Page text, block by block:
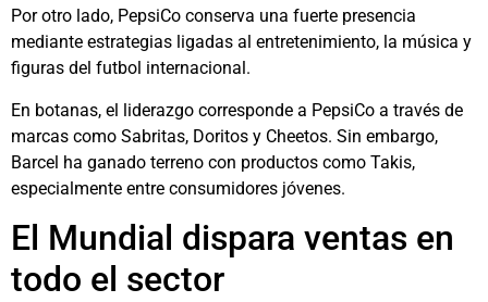
Por otro lado, PepsiCo conserva una fuerte presencia
mediante estrategias ligadas al entretenimiento, la música y
figuras del futbol internacional.
En botanas, el liderazgo corresponde a PepsiCo a través de
marcas como Sabritas, Doritos y Cheetos. Sin embargo,
Barcel ha ganado terreno con productos como Takis,
especialmente entre consumidores jóvenes.
El Mundial dispara ventas en
todo el sector